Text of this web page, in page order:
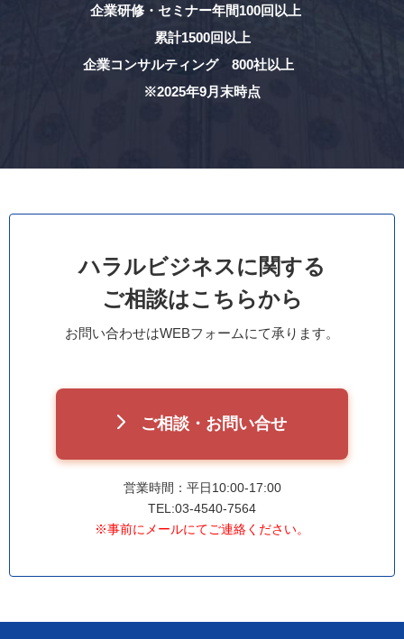
企業研修・セミナー年間100回以上
累計1500回以上
企業コンサルティング 800社以上
※2025年9月末時点
ハラルビジネスに関する
ご相談はこちらから
お問い合わせはWEBフォームにて承ります。
ご相談・お問い合せ
営業時間：平日10:00-17:00
TEL:03-4540-7564
※事前にメールにてご連絡ください。